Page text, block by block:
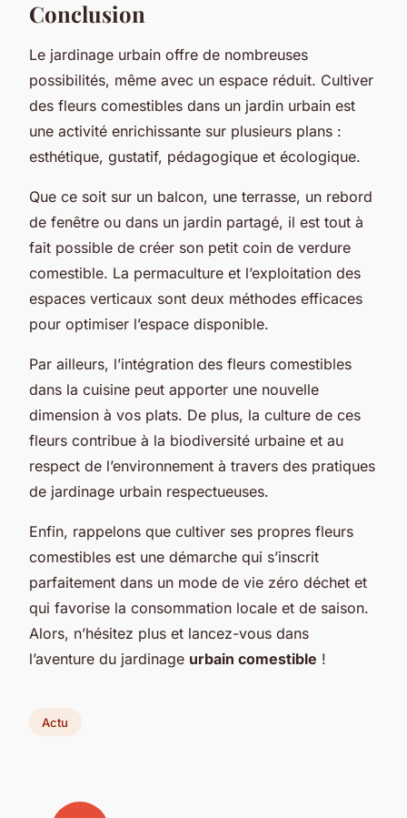
Conclusion
Le jardinage urbain offre de nombreuses
possibilités, même avec un espace réduit. Cultiver
des fleurs comestibles dans un jardin urbain est
une activité enrichissante sur plusieurs plans :
esthétique, gustatif, pédagogique et écologique.
Que ce soit sur un balcon, une terrasse, un rebord
de fenêtre ou dans un jardin partagé, il est tout à
fait possible de créer son petit coin de verdure
comestible. La permaculture et l’exploitation des
espaces verticaux sont deux méthodes efficaces
pour optimiser l’espace disponible.
Par ailleurs, l’intégration des fleurs comestibles
dans la cuisine peut apporter une nouvelle
dimension à vos plats. De plus, la culture de ces
fleurs contribue à la biodiversité urbaine et au
respect de l’environnement à travers des pratiques
de jardinage urbain respectueuses.
Enfin, rappelons que cultiver ses propres fleurs
comestibles est une démarche qui s’inscrit
parfaitement dans un mode de vie zéro déchet et
qui favorise la consommation locale et de saison.
Alors, n’hésitez plus et lancez-vous dans
l’aventure du jardinage urbain comestible !
Actu